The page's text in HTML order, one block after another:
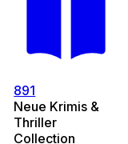
891
Neue Krimis &
Thriller
Collection